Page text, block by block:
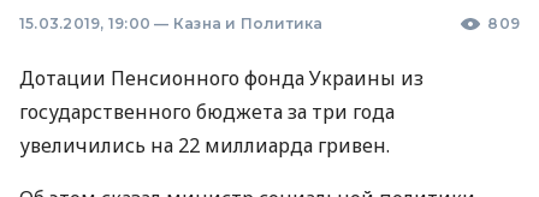
15.03.2019, 19:00 — Казна и Политика 809
Дотации Пенсионного фонда Украины из
государственного бюджета за три года
увеличились на 22 миллиарда гривен.